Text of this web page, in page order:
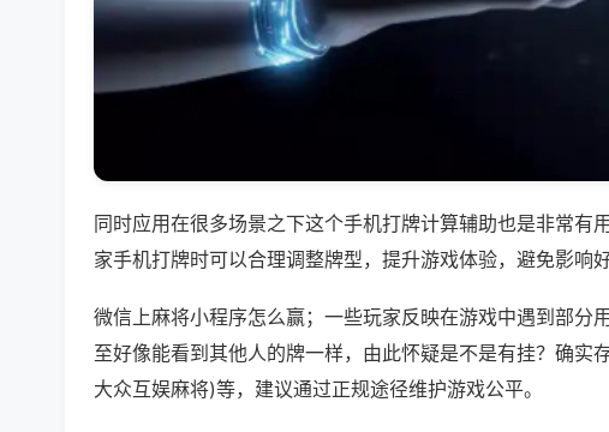
同时应用在很多场景之下这个手机打牌计算辅助也是非常有
家手机打牌时可以合理调整牌型，提升游戏体验，避免影响
微信上麻将小程序怎么赢；一些玩家反映在游戏中遇到部分
至好像能看到其他人的牌一样，由此怀疑是不是有挂？确实
大众互娱麻将)等，建议通过正规途径维护游戏公平。